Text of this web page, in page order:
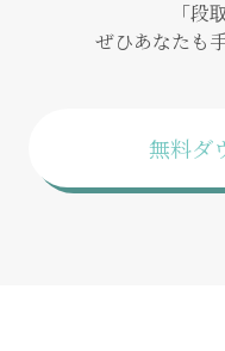
「段
ぜひあなたも
無料ダ